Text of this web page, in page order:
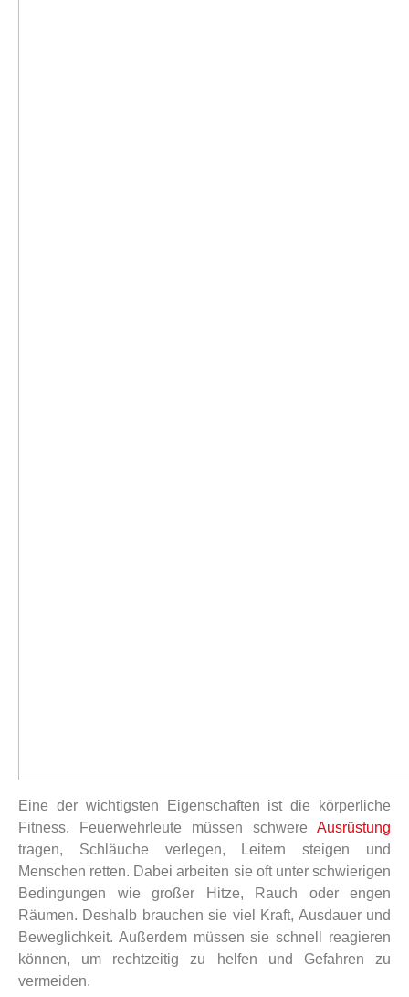
Eine der wichtigsten Eigenschaften ist die körperliche
Fitness. Feuerwehrleute müssen schwere Ausrüstung
tragen, Schläuche verlegen, Leitern steigen und
Menschen retten. Dabei arbeiten sie oft unter schwierigen
Bedingungen wie großer Hitze, Rauch oder engen
Räumen. Deshalb brauchen sie viel Kraft, Ausdauer und
Beweglichkeit. Außerdem müssen sie schnell reagieren
können, um rechtzeitig zu helfen und Gefahren zu
vermeiden.